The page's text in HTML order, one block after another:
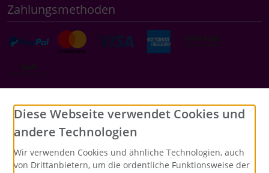
Zahlungsmethoden
Social Media
Diese Webseite verwendet Cookies und
andere Technologien
Wir verwenden Cookies und ähnliche Technologien, auch
von Drittanbietern, um die ordentliche Funktionsweise der